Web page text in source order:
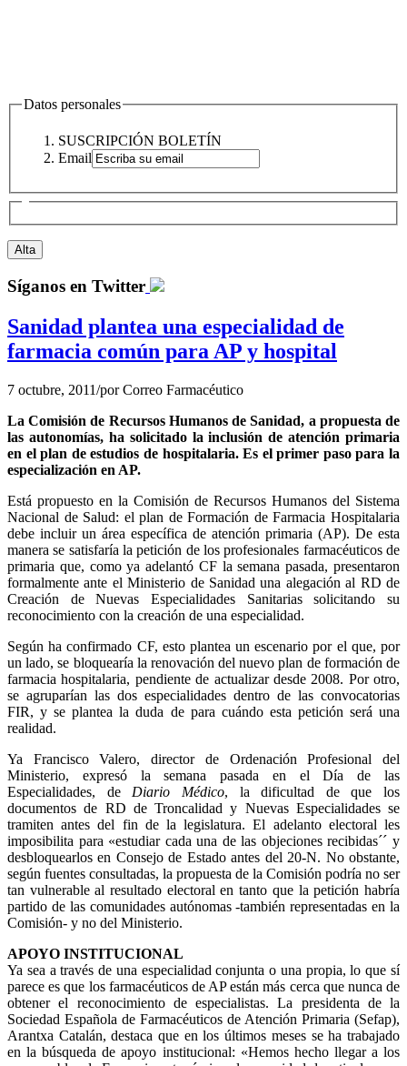
Datos personales
SUSCRIPCIÓN BOLETÍN
Email
Síganos en Twitter
Sanidad plantea una especialidad de
farmacia común para AP y hospital
7 octubre, 2011/porCorreo Farmacéutico
La Comisión de Recursos Humanos de Sanidad, a propuesta de
las autonomías, ha solicitado la inclusión de atención primaria
en el plan de estudios de hospitalaria. Es el primer paso para la
especialización en AP.
Está propuesto en la Comisión de Recursos Humanos del Sistema
Nacional de Salud: el plan de Formación de Farmacia Hospitalaria
debe incluir un área específica de atención primaria (AP). De esta
manera se satisfaría la petición de los profesionales farmacéuticos de
primaria que, como ya adelantó CF la semana pasada, presentaron
formalmente ante el Ministerio de Sanidad una alegación al RD de
Creación de Nuevas Especialidades Sanitarias solicitando su
reconocimiento con la creación de una especialidad.
Según ha confirmado CF, esto plantea un escenario por el que, por
un lado, se bloquearía la renovación del nuevo plan de formación de
farmacia hospitalaria, pendiente de actualizar desde 2008. Por otro,
se agruparían las dos especialidades dentro de las convocatorias
FIR, y se plantea la duda de para cuándo esta petición será una
realidad.
Ya Francisco Valero, director de Ordenación Profesional del
Ministerio, expresó la semana pasada en el Día de las
Especialidades, de Diario Médico, la dificultad de que los
documentos de RD de Troncalidad y Nuevas Especialidades se
tramiten antes del fin de la legislatura. El adelanto electoral les
imposibilita para «estudiar cada una de las objeciones recibidas´´ y
desbloquearlos en Consejo de Estado antes del 20-N. No obstante,
según fuentes consultadas, la propuesta de la Comisión podría no ser
tan vulnerable al resultado electoral en tanto que la petición habría
partido de las comunidades autónomas -también representadas en la
Comisión- y no del Ministerio.
APOYO INSTITUCIONAL
Ya sea a través de una especialidad conjunta o una propia, lo que sí
parece es que los farmacéuticos de AP están más cerca que nunca de
obtener el reconocimiento de especialistas. La presidenta de la
Sociedad Española de Farmacéuticos de Atención Primaria (Sefap),
Arantxa Catalán, destaca que en los últimos meses se ha trabajado
en la búsqueda de apoyo institucional: «Hemos hecho llegar a los